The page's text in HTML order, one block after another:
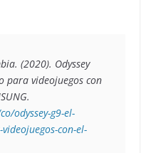
(2020). Odyssey
para videojuegos con
odyssey-g9-el-
con-el-